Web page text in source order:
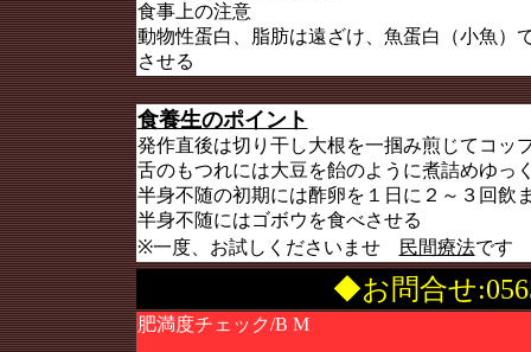
食事上の注意
動物性蛋白、脂肪は遠ざけ、魚蛋白（小魚
させる
食養生のポイント
発作直後は切り干し大根を一掴み煎じてコッ
舌のもつれには大豆を飴のように煮詰めゆっ
半身不随の初期には酢卵を１日に２～３回飲
半身不随にはゴボウを食べさせる
※一度、お試しくださいませ
民間療法です
◆お問合せ
肥満度チェック/B M